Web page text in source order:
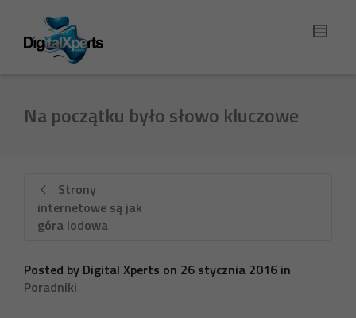
Na początku było słowo kluczowe
Strony
internetowe są jak
góra lodowa
Posted by Digital Xperts on 26 stycznia 2016 in
Poradniki